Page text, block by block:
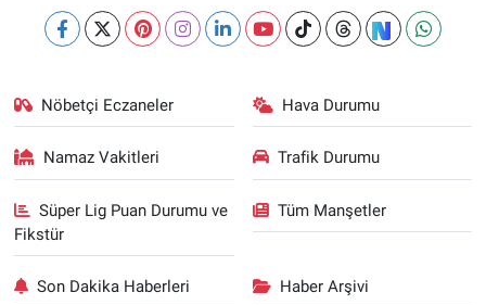
Nöbetçi Eczaneler Hava Durumu
Namaz Vakitleri Trafik Durumu
Süper Lig Puan Durumu ve
Fikstür
Tüm Manşetler
Son Dakika Haberleri Haber Arşivi